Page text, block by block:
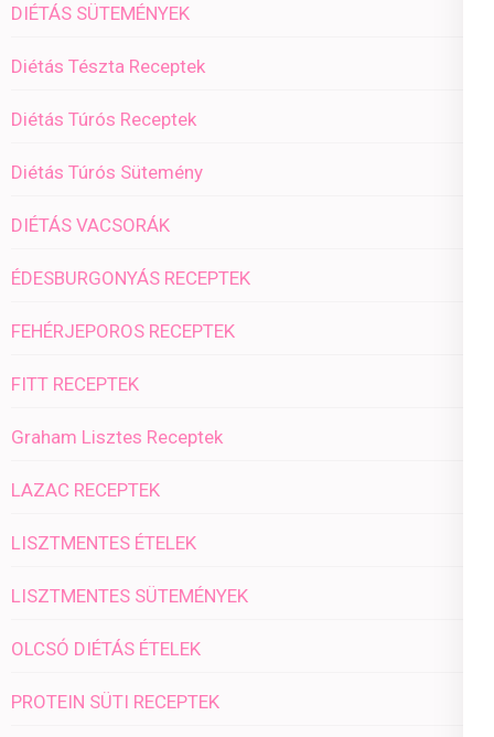
DIÉTÁS SÜTEMÉNYEK
Diétás Tészta Receptek
Diétás Túrós Receptek
Diétás Túrós Sütemény
DIÉTÁS VACSORÁK
ÉDESBURGONYÁS RECEPTEK
FEHÉRJEPOROS RECEPTEK
FITT RECEPTEK
Graham Lisztes Receptek
LAZAC RECEPTEK
LISZTMENTES ÉTELEK
LISZTMENTES SÜTEMÉNYEK
OLCSÓ DIÉTÁS ÉTELEK
PROTEIN SÜTI RECEPTEK